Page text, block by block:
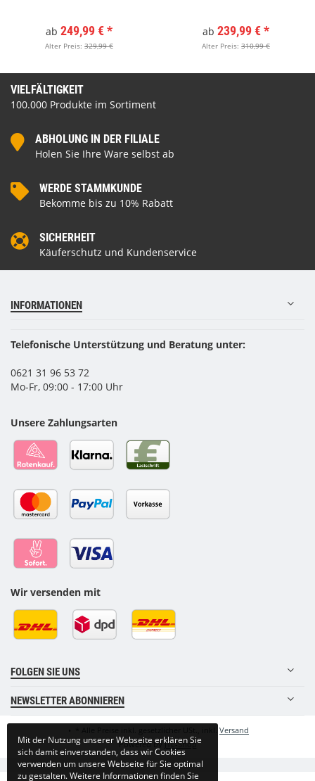
ab 249,99 €*
Alter Preis: 329,99 €
ab 239,99 €*
Alter Preis: 310,99 €
VIELFÄLTIGKEIT
100.000 Produkte im Sortiment
ABHOLUNG IN DER FILIALE
Holen Sie Ihre Ware selbst ab
WERDE STAMMKUNDE
Bekomme bis zu 10% Rabatt
SICHERHEIT
Käuferschutz und Kundenservice
INFORMATIONEN
Telefonische Unterstützung und Beratung unter:
0621 31 96 53 72
Mo-Fr, 09:00 - 17:00 Uhr
Unsere Zahlungsarten
Wir versenden mit
FOLGEN SIE UNS
NEWSLETTER ABONNIEREN
Versand
Powered byJTL-Shop
Mit der Nutzung unserer Webseite erklären Sie
sich damit einverstanden, dass wir Cookies
verwenden um unsere Webseite für Sie optimal
zu gestalten. Weitere Informationen finden Sie